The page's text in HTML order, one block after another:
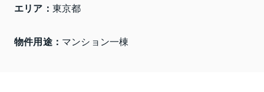
エリア： 東京都
物件用途： マンション一棟